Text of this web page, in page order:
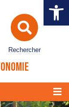
Ouvrir
Rechercher